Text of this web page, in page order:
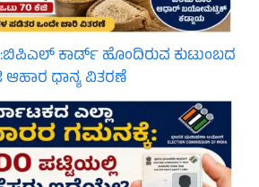
ಕಾರ್ಡ್ ಹೊಂದಿರುವ ಕುಟುಂಬದ
ಆಹಾರ ಧಾನ್ಯ ವಿತರಣೆ